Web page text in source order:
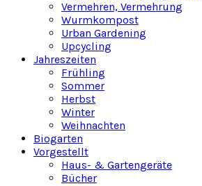
Vermehren, Vermehrung
Wurmkompost
Urban Gardening
Upcycling
Jahreszeiten
Frühling
Sommer
Herbst
Winter
Weihnachten
Biogarten
Vorgestellt
Haus- & Gartengeräte
Bücher